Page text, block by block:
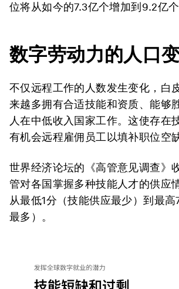
位将从如今的7.3亿个增加到9.2亿个
数字劳动力的人口
不仅远程工作的人数发生变化，白
来越多拥有合适技能和资质、能够
人在中低收入国家工作。这使存在
有机会远程雇佣员工以填补职位空缺
世界经济论坛的《高管意见调查》
管对各国掌握多种技能人才的供
从最低1分（技能供应最少）到最
最多）。